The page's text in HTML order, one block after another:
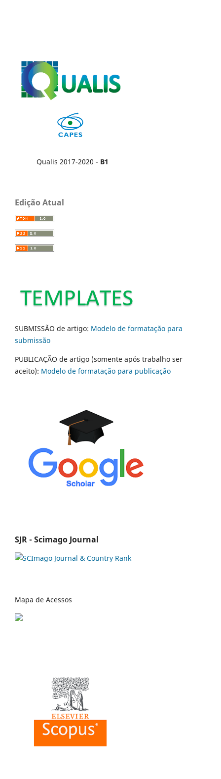
Qualis 2017-2020 - B1
Edição Atual
SUBMISSÃO de artigo: Modelo de formatação para
submissão
PUBLICAÇÃO de artigo (somente após trabalho ser
aceito): Modelo de formatação para publicação
SJR - Scimago Journal
Mapa de Acessos